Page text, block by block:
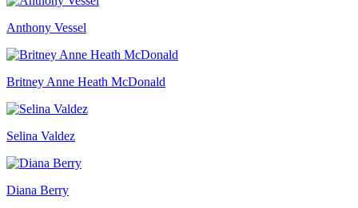
Anthony Vessel
Britney Anne Heath McDonald
Selina Valdez
Diana Berry